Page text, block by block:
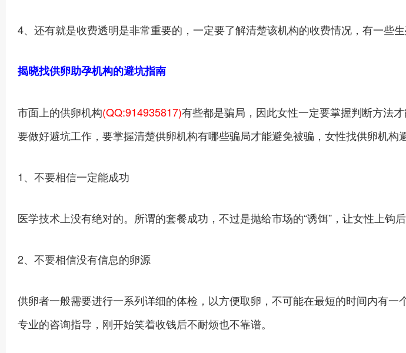
4、还有就是收费透明是非常重要的，一定要了解清楚该机构的收费情况，有一些
揭晓找供卵助孕机构的避坑指南
市面上的供卵机构(QQ:914935817)有些都是骗局，因此女性一定要掌握判断方法
要做好避坑工作，要掌握清楚供卵机构有哪些骗局才能避免被骗，女性找供卵机构
1、不要相信一定能成功
医学技术上没有绝对的。所谓的套餐成功，不过是抛给市场的“诱饵”，让女性上钩
2、不要相信没有信息的卵源
供卵者一般需要进行一系列详细的体检，以方便取卵，不可能在最短的时间内有
专业的咨询指导，刚开始笑着收钱后不耐烦也不靠谱。